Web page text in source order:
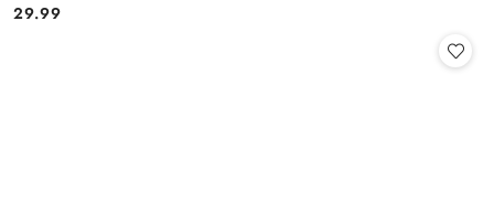
Cena:
29.99